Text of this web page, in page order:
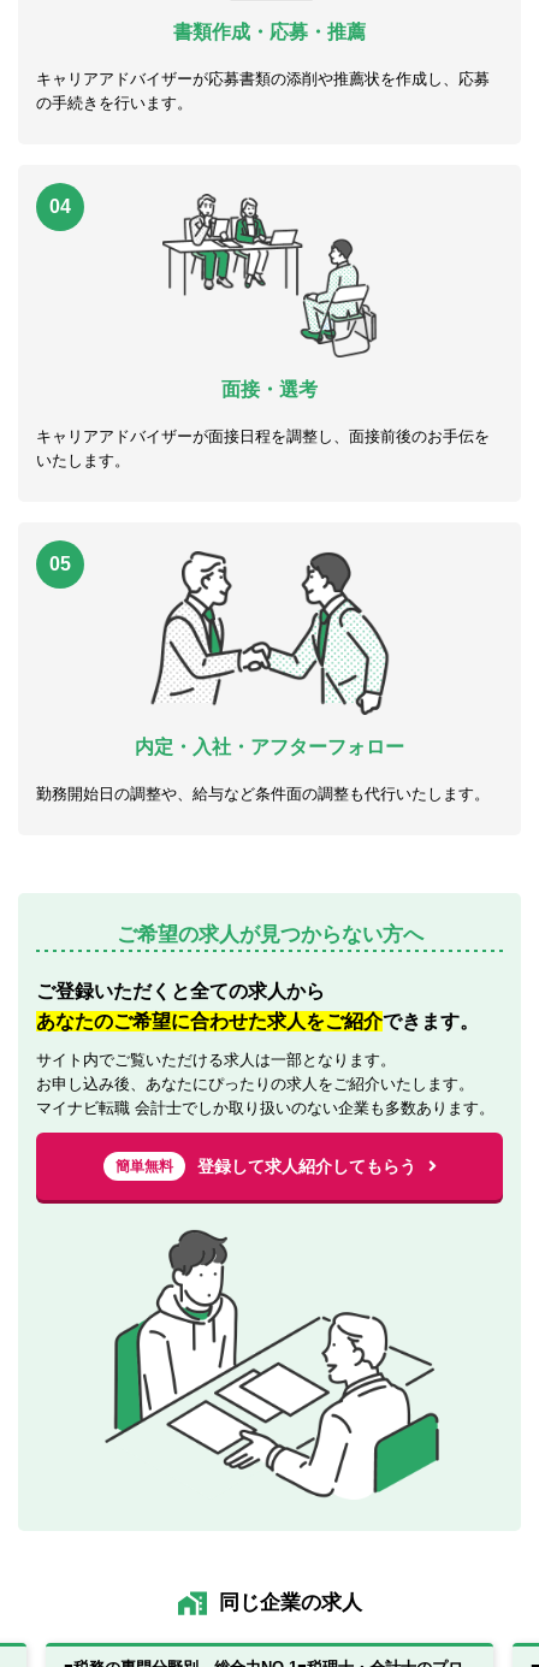
書類作成・応募・推薦
キャリアアドバイザーが応募書類の添削や推薦状を作成し、応募
の手続きを行います。
04
面接・選考
キャリアアドバイザーが面接日程を調整し、面接前後のお手伝を
いたします。
05
内定・入社・アフターフォロー
勤務開始日の調整や、給与など条件面の調整も代行いたします。
ご希望の求人が見つからない方へ
ご登録いただくと全ての求人から
あなたのご希望に合わせた求人をご紹介できます。
サイト内でご覧いただける求人は一部となります。
お申し込み後、あなたにぴったりの求人をご紹介いたします。
マイナビ転職 会計士でしか取り扱いのない企業も多数あります。
簡単無料 登録して求人紹介してもらう
同じ企業の求人